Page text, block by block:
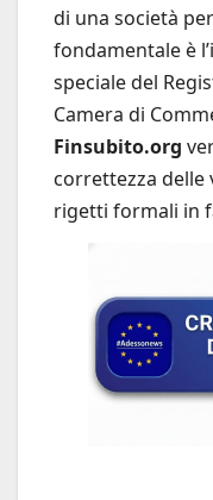
di una società
fondamentale è
speciale del
Camera di
Finsubito.org
correttezza delle
rigetti formali in